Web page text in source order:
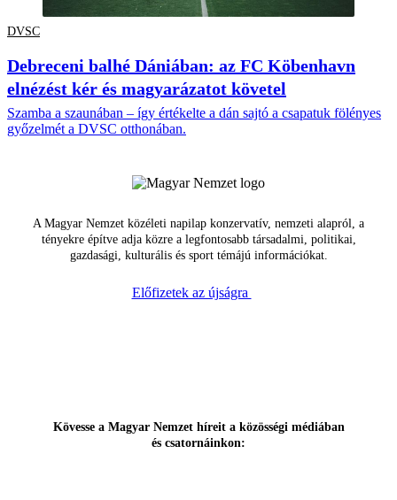
DVSC
Debreceni balhé Dániában: az FC Köbenhavn
elnézést kér és magyarázatot követel
Szamba a szaunában – így értékelte a dán sajtó a csapatuk fölényes
győzelmét a DVSC otthonában.
A Magyar Nemzet közéleti napilap konzervatív, nemzeti alapról, a
tényekre építve adja közre a legfontosabb társadalmi, politikai,
gazdasági, kulturális és sport témájú információkat.
Előfizetek az újságra
Kövesse a Magyar Nemzet híreit a közösségi médiában
és csatornáinkon: